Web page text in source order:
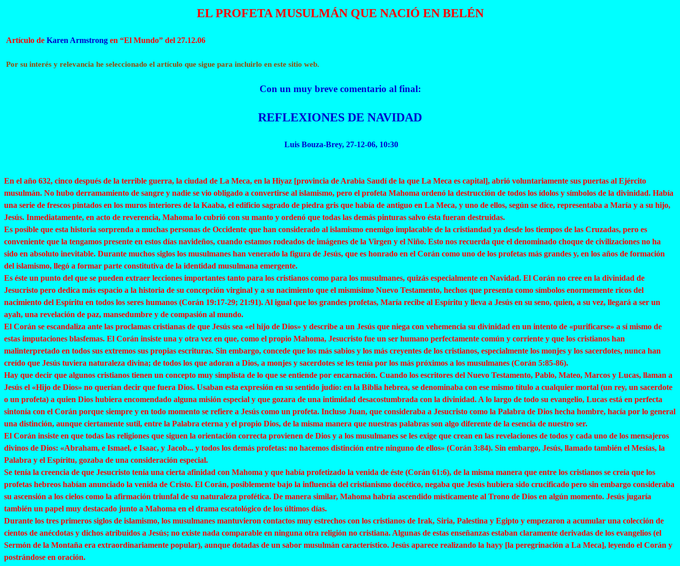
EL PROFETA MUSULMÁN QUE NACIÓ EN BELÉN
Artículo de Karen Armstrong en “El Mundo” del 27.12.06
Por su interés y relevancia he seleccionado el artículo que sigue para incluirlo en este sitio web.
Con un muy breve comentario al final:
REFLEXIONES DE NAVIDAD
Luis Bouza-Brey, 27-12-06, 10:30
En el año 632, cinco después de la terrible guerra, la ciudad de La Meca, en la Hiyaz [provincia de Arabia Saudí de la que La Meca es capital], abrió voluntariamente sus puertas al Ejército
musulmán. No hubo derramamiento de sangre y nadie se vio obligado a convertirse al islamismo, pero el profeta Mahoma ordenó la destrucción de todos los ídolos y símbolos de la divinidad. Había
una serie de frescos pintados en los muros interiores de la Kaaba, el edificio sagrado de piedra gris que había de antiguo en La Meca, y uno de ellos, según se dice, representaba a María y a su hijo,
Jesús. Inmediatamente, en acto de reverencia, Mahoma lo cubrió con su manto y ordenó que todas las demás pinturas salvo ésta fueran destruidas.
Es posible que esta historia sorprenda a muchas personas de Occidente que han considerado al islamismo enemigo implacable de la cristiandad ya desde los tiempos de las Cruzadas, pero es
conveniente que la tengamos presente en estos días navideños, cuando estamos rodeados de imágenes de la Virgen y el Niño. Esto nos recuerda que el denominado choque de civilizaciones no ha
sido en absoluto inevitable. Durante muchos siglos los musulmanes han venerado la figura de Jesús, que es honrado en el Corán como uno de los profetas más grandes y, en los años de formación
del islamismo, llegó a formar parte constitutiva de la identidad musulmana emergente.
Es éste un punto del que se pueden extraer lecciones importantes tanto para los cristianos como para los musulmanes, quizás especialmente en Navidad. El Corán no cree en la divinidad de
Jesucristo pero dedica más espacio a la historia de su concepción virginal y a su nacimiento que el mismísimo Nuevo Testamento, hechos que presenta como símbolos enormemente ricos del
nacimiento del Espíritu en todos los seres humanos (Corán 19:17-29; 21:91). Al igual que los grandes profetas, María recibe al Espíritu y lleva a Jesús en su seno, quien, a su vez, llegará a ser un
ayah, una revelación de paz, mansedumbre y de compasión al mundo.
El Corán se escandaliza ante las proclamas cristianas de que Jesús sea «el hijo de Dios» y describe a un Jesús que niega con vehemencia su divinidad en un intento de «purificarse» a sí mismo de
estas imputaciones blasfemas. El Corán insiste una y otra vez en que, como el propio Mahoma, Jesucristo fue un ser humano perfectamente común y corriente y que los cristianos han
malinterpretado en todos sus extremos sus propias escrituras. Sin embargo, concede que los más sabios y los más creyentes de los cristianos, especialmente los monjes y los sacerdotes, nunca han
creído que Jesús tuviera naturaleza divina; de todos los que adoran a Dios, a monjes y sacerdotes se les tenía por los más próximos a los musulmanes (Corán 5:85-86).
Hay que decir que algunos cristianos tienen un concepto muy simplista de lo que se entiende por encarnación. Cuando los escritores del Nuevo Testamento, Pablo, Mateo, Marcos y Lucas, llaman a
Jesús el «Hijo de Dios» no querían decir que fuera Dios. Usaban esta expresión en su sentido judío: en la Biblia hebrea, se denominaba con ese mismo título a cualquier mortal (un rey, un sacerdote
o un profeta) a quien Dios hubiera encomendado alguna misión especial y que gozara de una intimidad desacostumbrada con la divinidad. A lo largo de todo su evangelio, Lucas está en perfecta
sintonía con el Corán porque siempre y en todo momento se refiere a Jesús como un profeta. Incluso Juan, que consideraba a Jesucristo como la Palabra de Dios hecha hombre, hacía por lo general
una distinción, aunque ciertamente sutil, entre la Palabra eterna y el propio Dios, de la misma manera que nuestras palabras son algo diferente de la esencia de nuestro ser.
El Corán insiste en que todas las religiones que siguen la orientación correcta provienen de Dios y a los musulmanes se les exige que crean en las revelaciones de todos y cada uno de los mensajeros
divinos de Dios: «Abraham, e Ismael, e Isaac, y Jacob... y todos los demás profetas: no hacemos distinción entre ninguno de ellos» (Corán 3:84). Sin embargo, Jesús, llamado también el Mesías, la
Palabra y el Espíritu, gozaba de una consideración especial.
Se tenía la creencia de que Jesucristo tenía una cierta afinidad con Mahoma y que había profetizado la venida de éste (Corán 61:6), de la misma manera que entre los cristianos se creía que los
profetas hebreos habían anunciado la venida de Cristo. El Corán, posiblemente bajo la influencia del cristianismo docético, negaba que Jesús hubiera sido crucificado pero sin embargo consideraba
su ascensión a los cielos como la afirmación triunfal de su naturaleza profética. De manera similar, Mahoma habría ascendido místicamente al Trono de Dios en algún momento. Jesús jugaría
también un papel muy destacado junto a Mahoma en el drama escatológico de los últimos días.
Durante los tres primeros siglos de islamismo, los musulmanes mantuvieron contactos muy estrechos con los cristianos de Irak, Siria, Palestina y Egipto y empezaron a acumular una colección de
cientos de anécdotas y dichos atribuidos a Jesús; no existe nada comparable en ninguna otra religión no cristiana. Algunas de estas enseñanzas estaban claramente derivadas de los evangelios (el
Sermón de la Montaña era extraordinariamente popular), aunque dotadas de un sabor musulmán característico. Jesús aparece realizando la hayy [la peregrinación a La Meca], leyendo el Corán y
postrándose en oración.